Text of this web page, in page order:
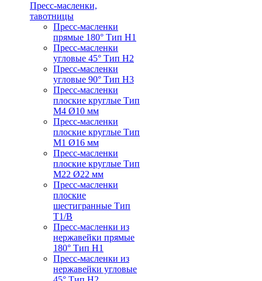
Пресс-масленки,
тавотницы
Пресс-масленки
прямые 180° Тип H1
Пресс-масленки
угловые 45° Тип H2
Пресс-масленки
угловые 90° Тип H3
Пресс-масленки
плоские круглые Тип
M4 Ø10 мм
Пресс-масленки
плоские круглые Тип
M1 Ø16 мм
Пресс-масленки
плоские круглые Тип
M22 Ø22 мм
Пресс-масленки
плоские
шестигранные Тип
T1/B
Пресс-масленки из
нержавейки прямые
180° Тип H1
Пресс-масленки из
нержавейки угловые